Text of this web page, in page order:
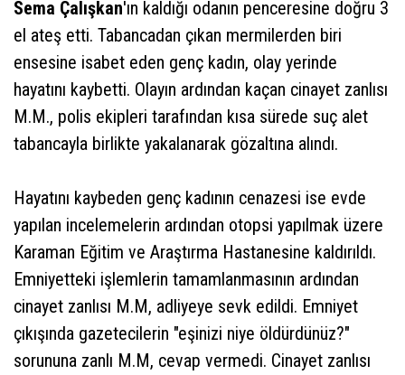
Sema Çalışkan'ın kaldığı odanın penceresine doğru 3
el ateş etti. Tabancadan çıkan mermilerden biri
ensesine isabet eden genç kadın, olay yerinde
hayatını kaybetti. Olayın ardından kaçan cinayet zanlısı
M.M., polis ekipleri tarafından kısa sürede suç alet
tabancayla birlikte yakalanarak gözaltına alındı.
Hayatını kaybeden genç kadının cenazesi ise evde
yapılan incelemelerin ardından otopsi yapılmak üzere
Karaman Eğitim ve Araştırma Hastanesine kaldırıldı.
Emniyetteki işlemlerin tamamlanmasının ardından
cinayet zanlısı M.M, adliyeye sevk edildi. Emniyet
çıkışında gazetecilerin "eşinizi niye öldürdünüz?"
sorununa zanlı M.M, cevap vermedi. Cinayet zanlısı